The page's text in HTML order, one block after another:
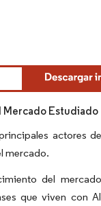
Mercado Estudiado
actores
mercado.
del
que viven con